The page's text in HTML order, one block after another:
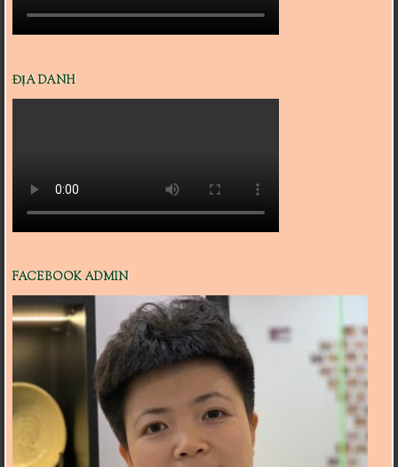
ĐỊA DANH
FACEBOOK ADMIN